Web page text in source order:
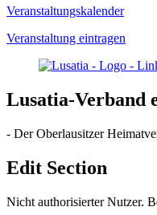
Veranstaltungskalender
Veranstaltung eintragen
Lusatia-Verband
- Der Oberlausitzer
Edit Section
Nicht authorisierter Nutzer.